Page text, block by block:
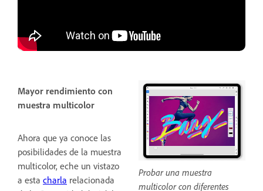
Mayor rendimiento con
muestra multicolor
Ahora que ya conoce las
posibilidades de la muestra
multicolor, eche un vistazo
a esta charla relacionada
Probar una muestra
multicolor con diferentes